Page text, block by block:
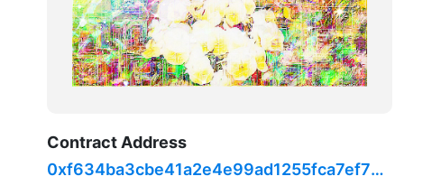
Contract Address
0xf634ba3cbe41a2e4e99ad1255fca7ef71c